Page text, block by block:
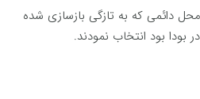
دائمی که به تازگی بازسازی شده
بود انتخاب نمودند.